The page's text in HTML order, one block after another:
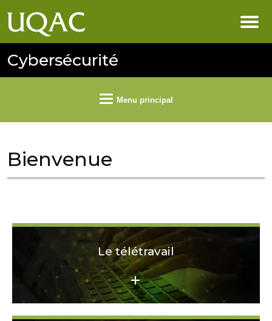
Cybersécurité
Menu principal
Bienvenue
Le télétravail